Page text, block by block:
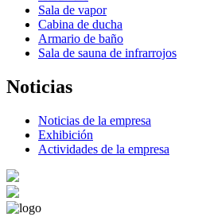
Sala de vapor
Cabina de ducha
Armario de baño
Sala de sauna de infrarrojos
Noticias
Noticias de la empresa
Exhibición
Actividades de la empresa